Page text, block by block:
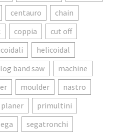
centauro
chain
coppia
cut off
helicoidal
log band saw
machine
moulder
nastro
planer
primultini
segatronchi